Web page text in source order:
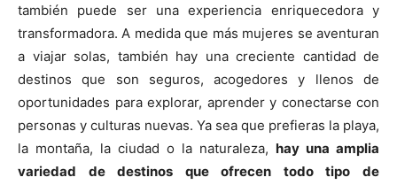
también puede ser una experiencia enriquecedora y
transformadora. A medida que más mujeres se aventuran
a viajar solas, también hay una creciente cantidad de
destinos que son seguros, acogedores y llenos de
oportunidades para explorar, aprender y conectarse con
personas y culturas nuevas. Ya sea que prefieras la playa,
la montaña, la ciudad o la naturaleza, hay una amplia
variedad de destinos que ofrecen todo tipo de